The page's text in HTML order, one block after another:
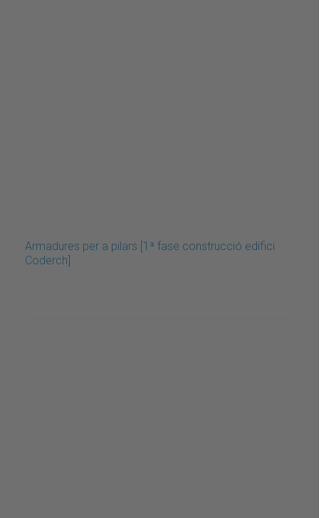
Armadures per a pilars [1ª fase construcció edifici
Coderch]